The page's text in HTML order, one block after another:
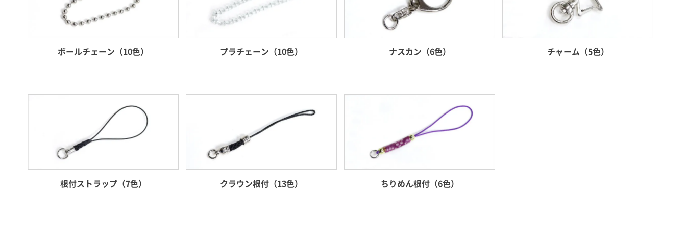
ボールチェーン（10色） プラチェーン（10色） ナスカン（6色） チャーム（5色）
根付ストラップ（7色） クラウン根付（13色） ちりめん根付（6色）